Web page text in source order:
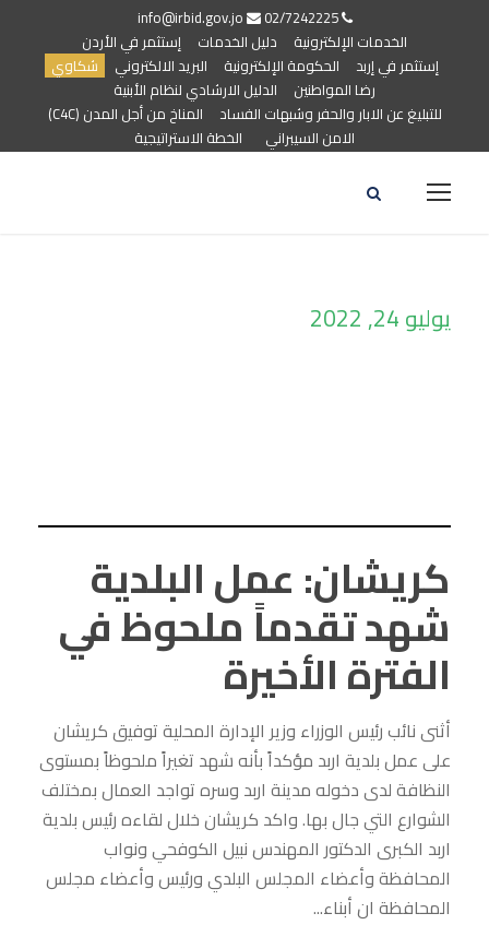
02/7242225
الخدمات الإلكترونية
دليل الخدمات
إستثمر في الأردن
إستثمر في إربد
الحكومة الإلكترونية البريد الالكتروني
شكاوي
رضا المواطنين
الدليل الارشادي لنظام الأبنية
للتبليغ عن الابار والحفر وشبهات الفساد
المناخ من أجل المدن (C4C)
الامن السيبراني
الخطة الاستراتيجية
يوليو 24, 2022
كريشان: عمل البلدية
شهد تقدماً ملحوظ في
الفترة الأخيرة
أثنى نائب رئيس الوزراء وزير الإدارة المحلية توفيق كريشان
على عمل بلدية اربد مؤكداً بأنه شهد تغيراً ملحوظاً بمستوى
النظافة لدى دخوله مدينة اربد وسره تواجد العمال بمختلف
الشوارع التي جال بها. واكد كريشان خلال لقاءه رئيس بلدية
اربد الكبرى الدكتور المهندس نبيل الكوفحي ونواب
المحافظة وأعضاء المجلس البلدي ورئيس وأعضاء مجلس
المحافظة ان أبناء...